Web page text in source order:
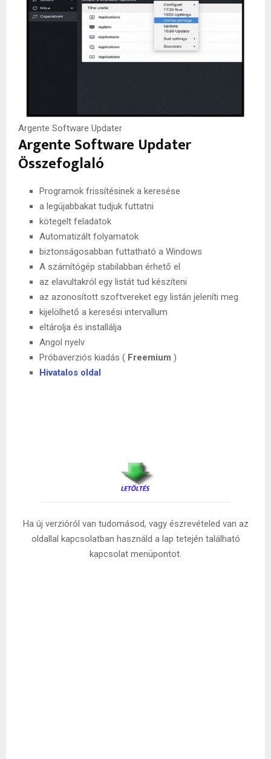
Argente Software Updater
Argente Software Updater
Összefoglaló
Programok frissítésinek a keresése
a legújabbakat tudjuk futtatni
kötegelt feladatok
Automatizált folyamatok
biztonságosabban futtatható a Windows
A számítógép stabilabban érhető el
az elavultakról egy listát tud készíteni
az azonosított szoftvereket egy listán jeleníti meg
kijelölhető a keresési intervallum
eltárolja és installálja
Angol nyelv
Próbaverziós kiadás ( Freemium )
Hivatalos oldal
Ha új verzióról van tudomásod, vagy észrevételed van az
oldallal kapcsolatban használd a lap tetején található
kapcsolat menüpontot.